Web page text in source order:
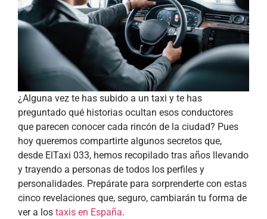
¿Alguna vez te has subido a un taxi y te has
preguntado qué historias ocultan esos conductores
que parecen conocer cada rincón de la ciudad? Pues
hoy queremos compartirte algunos secretos que,
desde ElTaxi 033, hemos recopilado tras años llevando
y trayendo a personas de todos los perfiles y
personalidades. Prepárate para sorprenderte con estas
cinco revelaciones que, seguro, cambiarán tu forma de
ver a los taxis en España.